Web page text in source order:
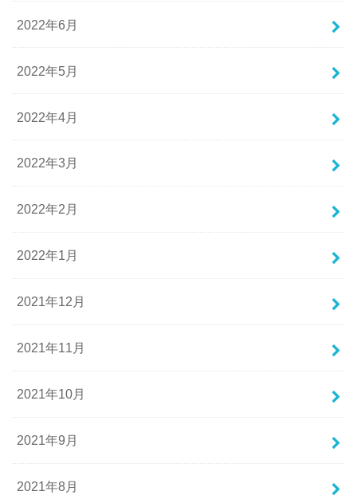
2022年6月
2022年5月
2022年4月
2022年3月
2022年2月
2022年1月
2021年12月
2021年11月
2021年10月
2021年9月
2021年8月